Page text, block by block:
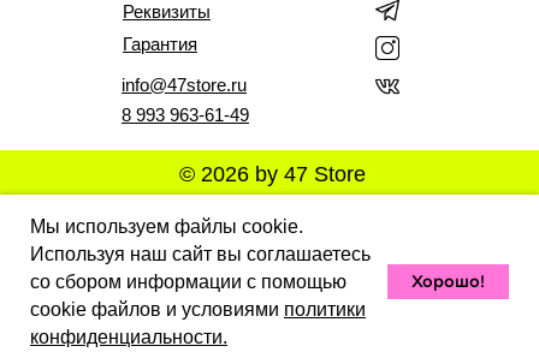
Мы используем файлы cookie.
Используя наш сайт вы соглашаетесь
со сбором информации с помощью
cookie файлов и условиями политики
конфиденциальности.
Хорошо!
info@47store.ru
© 2026 by 47 Store
Реквизиты
Гарантия
Все права защищены. Полное или частичное
копирование материалов Сайта в коммерческих целях
разрешено только с письменного разрешения
виновные лица могут быть привлечены к
ответственности в соответствии с действующим
законодательством Российской Федерации.
8 993 963-61-49